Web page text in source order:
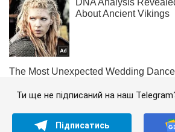
Ти ще не підписаний на наш
Підписатись